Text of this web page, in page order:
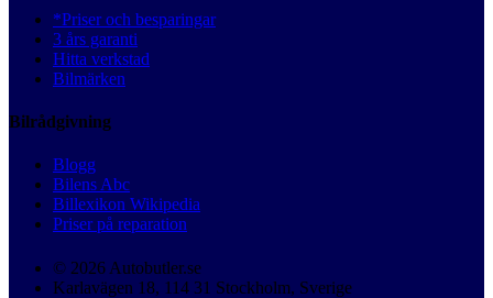
*Priser och besparingar
3 års garanti
Hitta verkstad
Bilmärken
Bilrådgivning
Blogg
Bilens Abc
Billexikon Wikipedia
Priser på reparation
© 2026 Autobutler.se
Karlavägen 18, 114 31 Stockholm, Sverige